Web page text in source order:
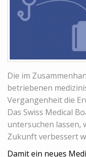
Die im
betriebenen
Vergangenheit die
Das Swiss Medical
untersuchen lassen,
Zukunft verbessert
Damit ein neues